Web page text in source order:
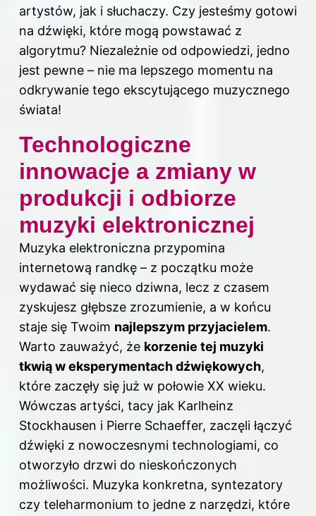
artystów, jak i słuchaczy. Czy jesteśmy gotowi
na dźwięki, które mogą powstawać z
algorytmu? Niezależnie od odpowiedzi, jedno
jest pewne – nie ma lepszego momentu na
odkrywanie tego ekscytującego muzycznego
świata!
Technologiczne
innowacje a zmiany w
produkcji i odbiorze
muzyki elektronicznej
Muzyka elektroniczna przypomina
internetową randkę – z początku może
wydawać się nieco dziwna, lecz z czasem
zyskujesz głębsze zrozumienie, a w końcu
staje się Twoim najlepszym przyjacielem.
Warto zauważyć, że korzenie tej muzyki
tkwią w eksperymentach dźwiękowych,
które zaczęły się już w połowie XX wieku.
Wówczas artyści, tacy jak Karlheinz
Stockhausen i Pierre Schaeffer, zaczęli łączyć
dźwięki z nowoczesnymi technologiami, co
otworzyło drzwi do nieskończonych
możliwości. Muzyka konkretna, syntezatory
czy teleharmonium to jedne z narzędzi, które